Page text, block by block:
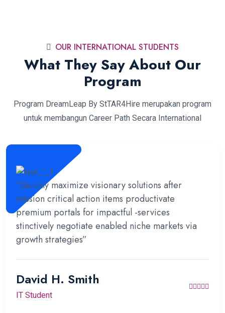
OUR INTERNATIONAL STUDENTS
What They Say About Our
Program
Program DreamLeap By StTAR4Hire merupakan program
untuk membangun Career Path Secara International
“Quickly maximize visionary solutions after
mission critical action items productivate
premium portals for impactful -services
stinctively negotiate enabled niche markets via
growth strategies”
David H. Smith
IT Student